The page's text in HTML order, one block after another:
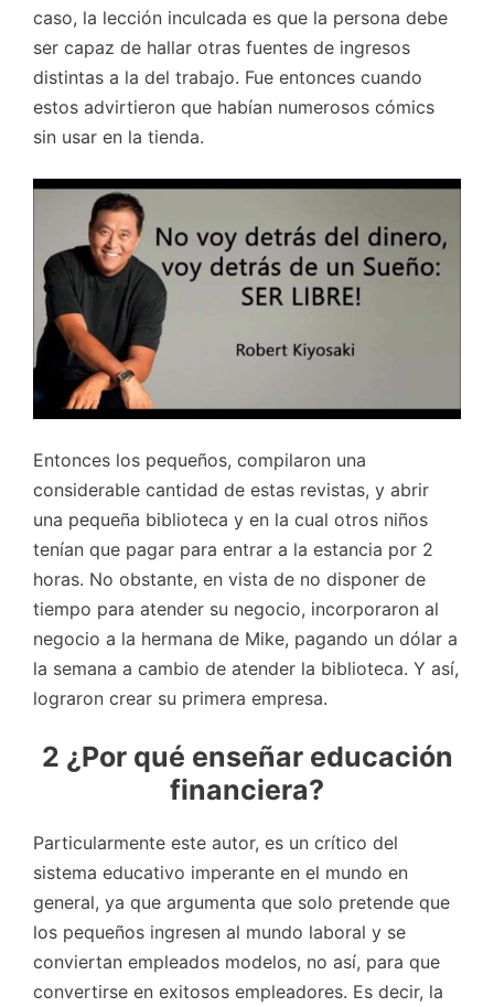
caso, la lección inculcada es que la persona debe
ser capaz de hallar otras fuentes de ingresos
distintas a la del trabajo. Fue entonces cuando
estos advirtieron que habían numerosos cómics
sin usar en la tienda.
Entonces los pequeños, compilaron una
considerable cantidad de estas revistas, y abrir
una pequeña biblioteca y en la cual otros niños
tenían que pagar para entrar a la estancia por 2
horas. No obstante, en vista de no disponer de
tiempo para atender su negocio, incorporaron al
negocio a la hermana de Mike, pagando un dólar a
la semana a cambio de atender la biblioteca. Y así,
lograron crear su primera empresa.
2 ¿Por qué enseñar educación
financiera?
Particularmente este autor, es un crítico del
sistema educativo imperante en el mundo en
general, ya que argumenta que solo pretende que
los pequeños ingresen al mundo laboral y se
conviertan empleados modelos, no así, para que
convertirse en exitosos empleadores. Es decir, la